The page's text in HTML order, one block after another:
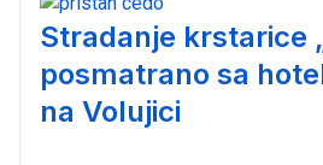
Stradanje krstarice
posmatrano sa
na Volujici